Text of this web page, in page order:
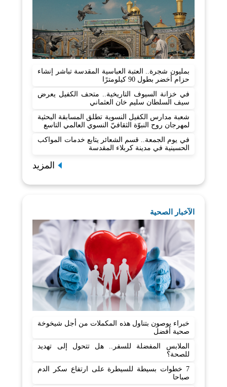
بمليون شجرة.. العتبة العباسية المقدسة تباشر إنشاء
حزام أخضر بطول 90 كيلومترًا
في خزانة السيوف التاريخية.. متحف الكفيل يعرض
سيف السلطان سليم خان العثماني
شعبة مدارس الكفيل النسوية تطلق المسابقة البحثية
لمهرجان روح النبوّة الثقافيّ النسوي العالمي التاسع
في يوم الجمعة.. قسم الشعائر يتابع خدمات المواكب
الحسينية في مدينة كربلاء المقدسة
المزيد
الآخبار الصحية
خبراء يوصون بتناول هذه المكملات من أجل شيخوخة
صحية أفضل
الملابس المفضلة للسفر.. هل تتحول إلى تهديد
للصحة؟
7 خطوات بسيطة للسيطرة على ارتفاع سكر الدم
صباحا